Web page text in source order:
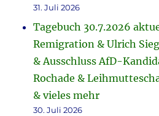
31. Juli 2026
Tagebuch 30.7.2026
Remigration & Ulrich
& Ausschluss AfD-
Rochade &
& vieles mehr
30. Juli 2026